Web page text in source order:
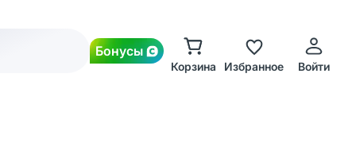
Бонусы
Корзина Избранное Войти